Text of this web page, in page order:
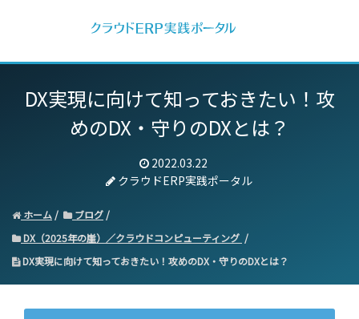
DX実現に向けて知っておきたい！攻
めのDX・守りのDXとは？
2022.03.22
クラウドERP実践ポータル
ホーム
ブログ
DX（2025年の崖）／クラウドコンピューティング
DX実現に向けて知っておきたい！攻めのDX・守りのDXとは？